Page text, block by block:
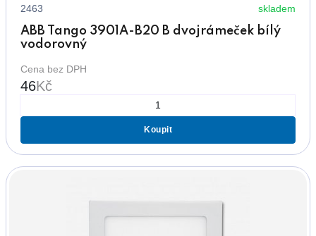
2463 skladem
ABB Tango 3901A-B20 B dvojrámeček bílý
vodorovný
Cena bez DPH
46Kč
Koupit